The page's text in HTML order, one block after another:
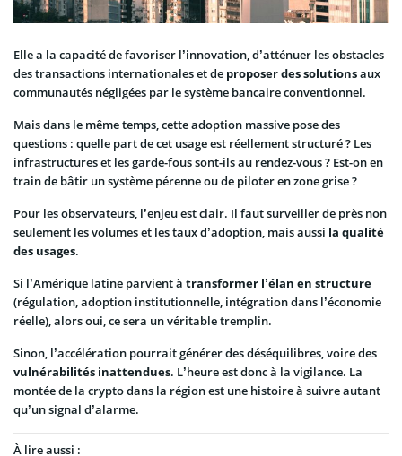
Elle a la capacité de favoriser l’innovation, d’atténuer les obstacles
des transactions internationales et de proposer des solutionsaux
communautés négligées par le système bancaire conventionnel.
Mais dans le même temps, cette adoption massive pose des
questions : quelle part de cet usage est réellement structuré ? Les
infrastructures et les garde-fous sont-ils au rendez-vous ? Est-on en
train de bâtir un système pérenne ou de piloter en zone grise ?
Pour les observateurs, l’enjeu est clair. Il faut surveiller de près non
seulement les volumes et les taux d’adoption, mais aussi la qualité
des usages.
Si l’Amérique latine parvient à transformer l’élan en structure
(régulation, adoption institutionnelle, intégration dans l’économie
réelle), alors oui, ce sera un véritable tremplin.
Sinon, l’accélération pourrait générer des déséquilibres, voire des
vulnérabilités inattendues. L’heure est donc à la vigilance. La
montée de la crypto dans la région est une histoire à suivre autant
qu’un signal d’alarme.
À lire aussi :